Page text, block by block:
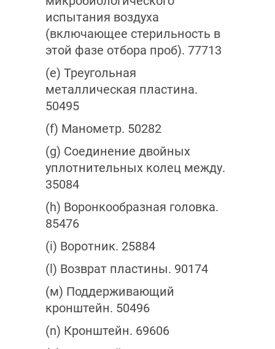
испытания воздуха
(включающее стерильность в
этой фазе отбора проб). 77713
(е) Треугольная
металлическая пластина.
50495
(f) Манометр. 50282
(g) Соединение двойных
уплотнительных колец между.
35084
(h) Воронкообразная головка.
85476
(i) Воротник. 25884
(l) Возврат пластины. 90174
(м) Поддерживающий
кронштейн. 50496
(n) Кронштейн. 69606